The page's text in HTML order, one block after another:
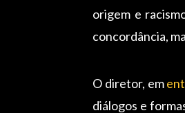
origem e
concordância,
O diretor, em
diálogos e